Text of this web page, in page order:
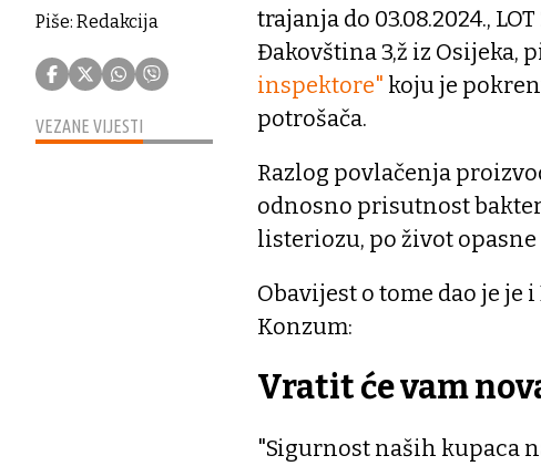
Piše: Redakcija
VEZANE VIJESTI
trajanja do 03.08.2024.,
Đakovština 3,ž iz Osijeka,
inspektore" koju je
potrošača.
Razlog povlačenja
odnosno prisutnost
listeriozu, po život
Obavijest o tome dao je
Konzum:
Vratit će vam
"Sigurnost naših kupaca